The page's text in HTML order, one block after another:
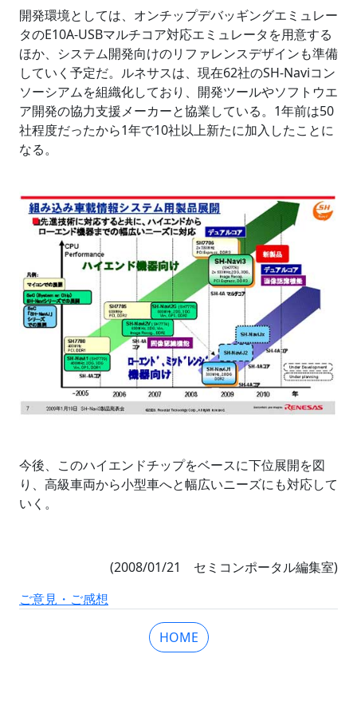
開発環境としては、オンチップデバッギングエミュレー
タのE10A-USBマルチコア対応エミュレータを用意する
ほか、システム開発向けのリファレンスデザインも準備
していく予定だ。ルネサスは、現在62社のSH-Naviコン
ソーシアムを組織化しており、開発ツールやソフトウエ
ア開発の協力支援メーカーと協業している。1年前は50
社程度だったから1年で10社以上新たに加入したことに
なる。
今後、このハイエンドチップをベースに下位展開を図
り、高級車両から小型車へと幅広いニーズにも対応して
いく。
(2008/01/21 セミコンポータル編集室)
ご意見・ご感想
HOME